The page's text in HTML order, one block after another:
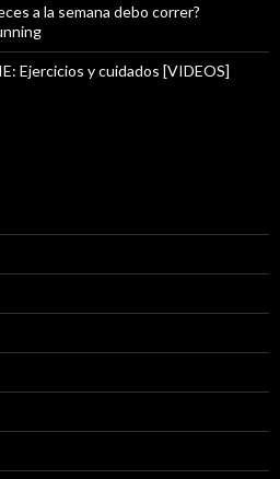
a la semana debo correr?
Ejercicios y cuidados [VIDEOS]